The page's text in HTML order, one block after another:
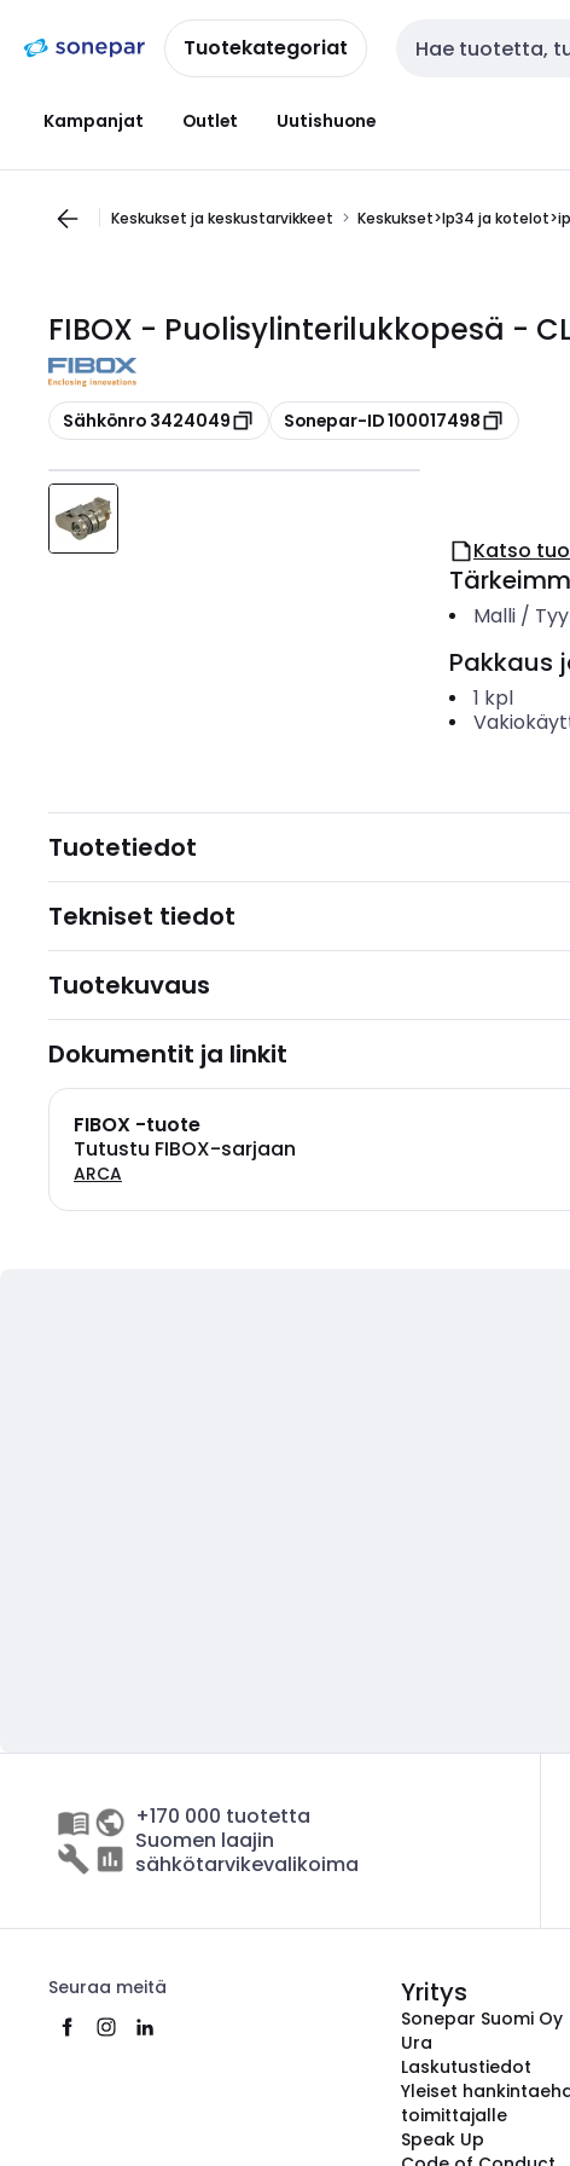
navigointiinsisältöönTuotekategoriat Haku
Kampanjat Outlet Uutishuone
Keskukset ja keskustarvikkeet Keskukset>Ip34 ja
FIBOX - Puolisylinterilukkopesä -
Kopioi
Sähkönro 3424049 Kopioi
Sonepar-ID 100017498
Katso
Malli /
Pakkaus
1 kpl
Tuotetiedot
Tekniset tiedot
Tuotekuvaus
Dokumentit ja linkit
FIBOX -tuote
Tutustu FIBOX-sarjaan
ARCA
+170 000 tuotetta
Suomen laajin
sähkötarvikevalikoima
Seuraa meitä Yritys
Sonepar Suomi Oy
Ura
Laskutustiedot
Yleiset
toimittajalle
Speak Up